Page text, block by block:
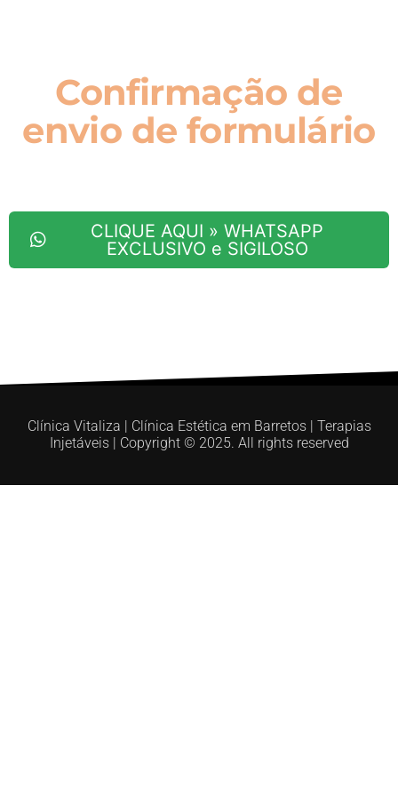
Confirmação de
envio de formulário
CLIQUE AQUI » WHATSAPP
EXCLUSIVO e SIGILOSO
Clínica Vitaliza | Clínica Estética em Barretos | Terapias
Injetáveis | Copyright © 2025. All rights reserved